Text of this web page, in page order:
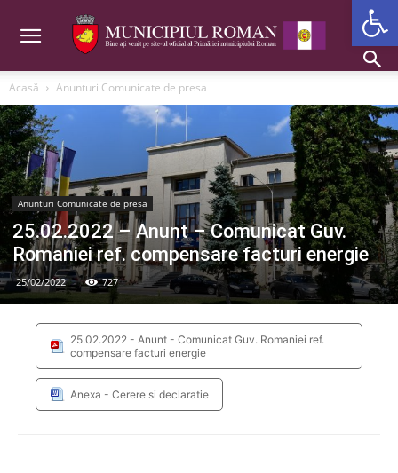
Acasă Anunturi Comunicate de presa
Anunturi Comunicate de presa
25.02.2022 – Anunt – Comunicat Guv.
Romaniei ref. compensare facturi energie
25/02/2022 727
25.02.2022 - Anunt - Comunicat Guv. Romaniei ref.
compensare facturi energie
Anexa - Cerere si declaratie